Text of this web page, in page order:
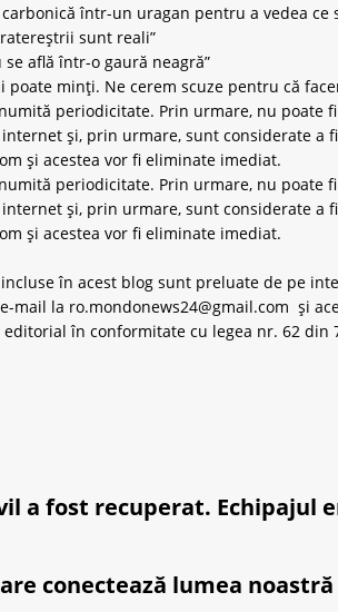
într-un uragan pentru a vedea ce
sunt reali”
află într-o gaură neagră”
minți. Ne cerem scuze pentru că
periodicitate. Prin urmare, nu
și, prin urmare, sunt considerate
și acestea vor fi eliminate imediat.
periodicitate. Prin urmare, nu
și, prin urmare, sunt considerate
și acestea vor fi eliminate imediat.
în acest blog sunt preluate de pe
mail la ro.mondonews24@gmail.com și
în conformitate cu legea nr. 62
a fost recuperat. Echipajul
conectează lumea